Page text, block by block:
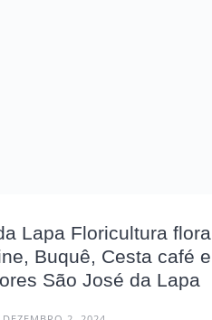
Lapa Floricultura flora
Buquê, Cesta café e
São José da Lapa